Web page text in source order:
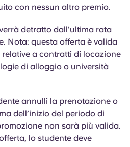
con nessun altro premio.
detratto dall'ultima rata
Nota: questa offerta è valida
a contratti di locazione
di alloggio o università
annulli la prenotazione o
dell’inizio del periodo di
non sarà più valida.
lo studente deve